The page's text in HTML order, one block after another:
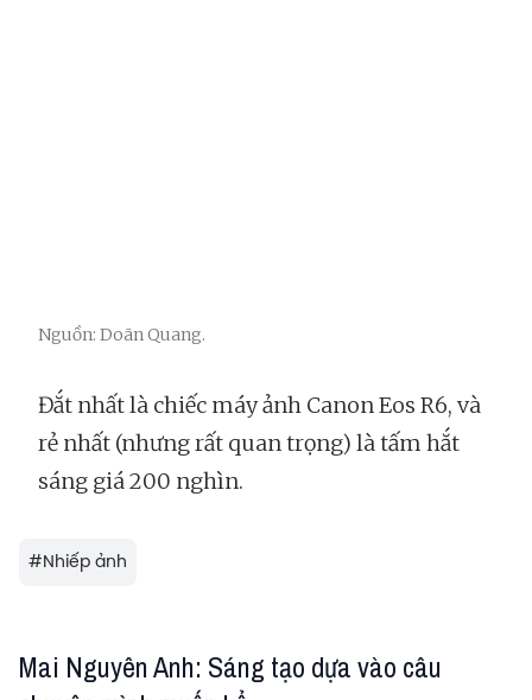
Nguồn: Doãn Quang.
Đắt nhất là chiếc máy ảnh Canon Eos R6, và
rẻ nhất (nhưng rất quan trọng) là tấm hắt
sáng giá 200 nghìn.
#Nhiếp ảnh
Mai Nguyên Anh: Sáng tạo dựa vào câu